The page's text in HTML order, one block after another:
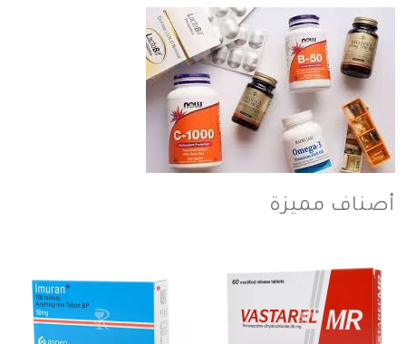
أصناف مميزة